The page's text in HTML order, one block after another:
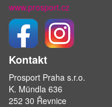
www.prosport.cz
Kontakt
Prosport Praha s.r.o.
K. Mündla 636
252 30 Řevnice